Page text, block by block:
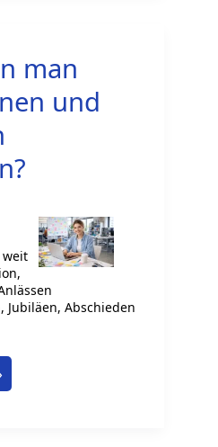
man
und
weit
Jubiläen, Abschieden